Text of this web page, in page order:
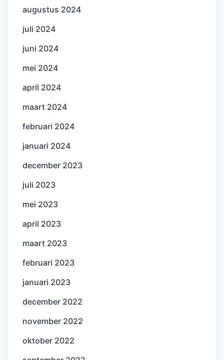
augustus 2024
juli 2024
juni 2024
mei 2024
april 2024
maart 2024
februari 2024
januari 2024
december 2023
juli 2023
mei 2023
april 2023
maart 2023
februari 2023
januari 2023
december 2022
november 2022
oktober 2022